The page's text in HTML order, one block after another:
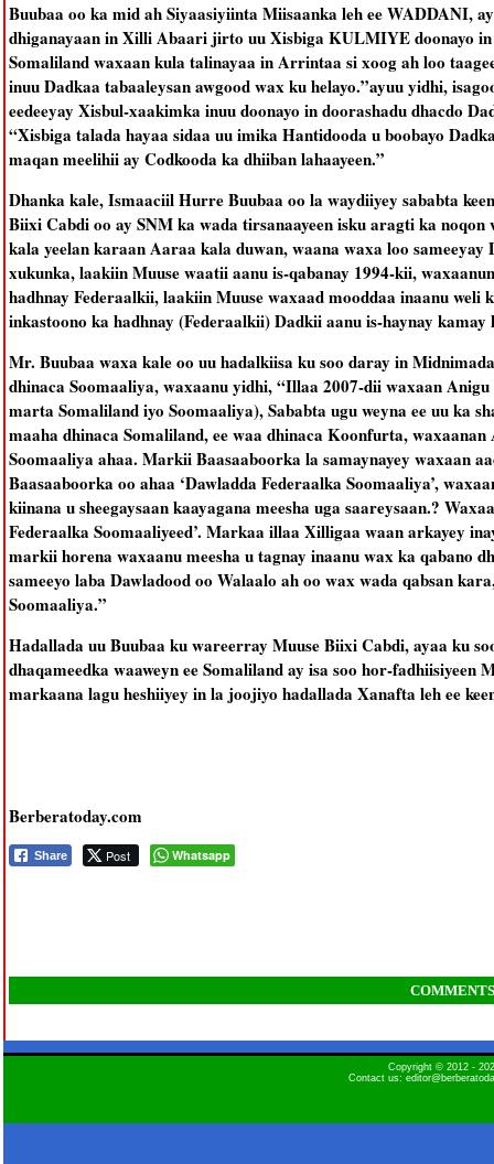
Buubaa oo ka mid ah Siyaasiyiinta Miisaanka leh ee WADDANI,
dhiganayaan in Xilli Abaari jirto uu Xisbiga KULMIYE doonayo
Somaliland waxaan kula talinayaa in Arrintaa si xoog ah loo
inuu Dadkaa tabaaleysan awgood wax ku helayo.”ayuu yidhi,
eedeeyay Xisbul-xaakimka inuu doonayo in doorashadu dhacdo
“Xisbiga talada hayaa sidaa uu imika Hantidooda u boobayo
maqan meelihii ay Codkooda ka dhiiban lahaayeen.”
Dhanka kale, Ismaaciil Hurre Buubaa oo la waydiiyey sababta
Biixi Cabdi oo ay SNM ka wada tirsanaayeen isku aragti ka
kala yeelan karaan Aaraa kala duwan, waana waxa loo
xukunka, laakiin Muuse waatii aanu is-qabanay 1994-kii,
hadhnay Federaalkii, laakiin Muuse waxaad mooddaa inaanu
inkastoono ka hadhnay (Federaalkii) Dadkii aanu is-haynay
Mr. Buubaa waxa kale oo uu hadalkiisa ku soo daray in
dhinaca Soomaaliya, waxaanu yidhi, “Illaa 2007-dii waxaan
marta Somaliland iyo Soomaaliya), Sababta ugu weyna ee uu ka
maaha dhinaca Somaliland, ee waa dhinaca Koonfurta,
Soomaaliya ahaa. Markii Baasaaboorka la samaynayey waxaan
Baasaaboorka oo ahaa ‘Dawladda Federaalka Soomaaliya’,
kiinana u sheegaysaan kaayagana meesha uga saareysaan.?
Federaalka Soomaaliyeed’. Markaa illaa Xilligaa waan arkayey
markii horena waxaanu meesha u tagnay inaanu wax ka qabano
sameeyo laba Dawladood oo Walaalo ah oo wax wada qabsan
Soomaaliya.”
Hadallada uu Buubaa ku wareerray Muuse Biixi Cabdi, ayaa ku
dhaqameedka waaweyn ee Somaliland ay isa soo hor-
markaana lagu heshiiyey in la joojiyo hadallada Xanafta leh ee
Berberatoday.com
Share Post Whatsapp
COMMENTS
Copyright © 2012 -
Contact us: